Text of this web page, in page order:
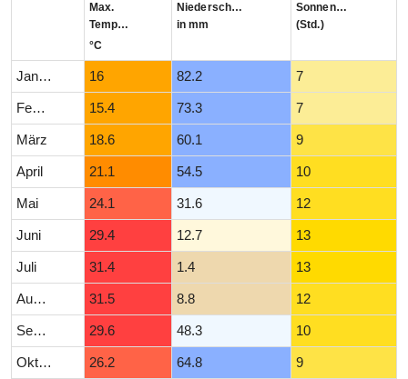
Max.
Temperatur
°C
Niederschlag
in mm
Sonnenstunden
(Std.)
Januar 16 82.2 7
Februar 15.4 73.3 7
März 18.6 60.1 9
April 21.1 54.5 10
Mai 24.1 31.6 12
Juni 29.4 12.7 13
Juli 31.4 1.4 13
August 31.5 8.8 12
September 29.6 48.3 10
Oktober 26.2 64.8 9